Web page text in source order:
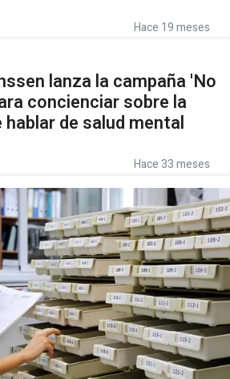
Hace 19 meses
lanza la campaña 'No
concienciar sobre la
de salud mental
Hace 33 meses